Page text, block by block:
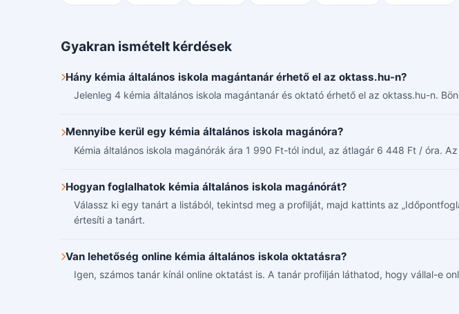
Gyakran ismételt kérdések
Hány kémia általános iskola magántanár érhető el az oktass.hu-n?
Jelenleg 4 kémia általános iskola magántanár és oktató érhető el az oktass.hu-n.
Mennyibe kerül egy kémia általános iskola magánóra?
Kémia általános iskola magánórák ára 1 990 Ft-tól indul, az átlagár 6 448 Ft / óra.
Hogyan foglalhatok kémia általános iskola magánórát?
Válassz ki egy tanárt a listából, tekintsd meg a profilját, majd kattints az
értesíti a tanárt.
Van lehetőség online kémia általános iskola oktatásra?
Igen, számos tanár kínál online oktatást is. A tanár profilján láthatod, hogy vállal-e